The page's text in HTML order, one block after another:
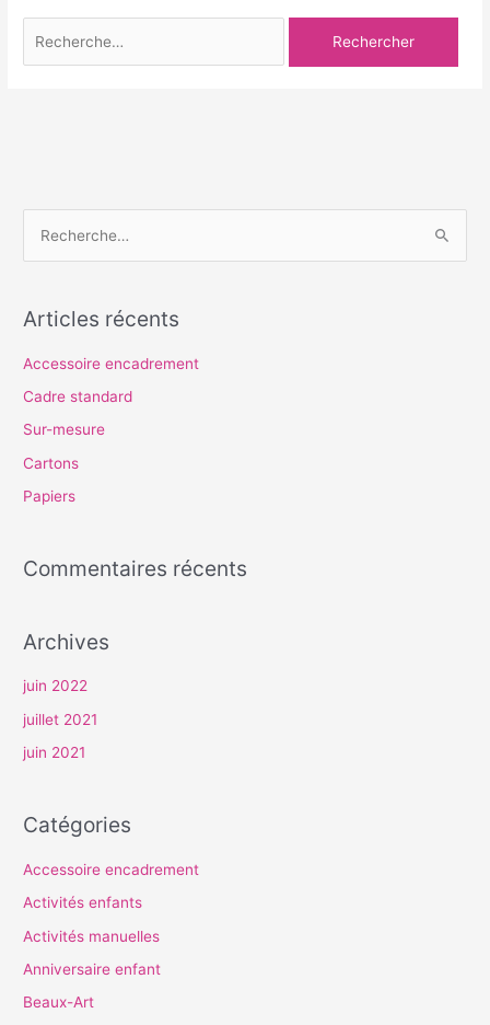
h
e
r
r
:
Articles récents
Accessoire encadrement
Cadre standard
Sur-mesure
Cartons
Papiers
Commentaires récents
Archives
juin 2022
juillet 2021
juin 2021
Catégories
Accessoire encadrement
Activités enfants
Activités manuelles
Anniversaire enfant
Beaux-Art